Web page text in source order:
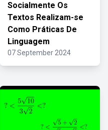
Socialmente Os
Textos Realizam-se
Como Práticas De
Linguagem
07 September 2024